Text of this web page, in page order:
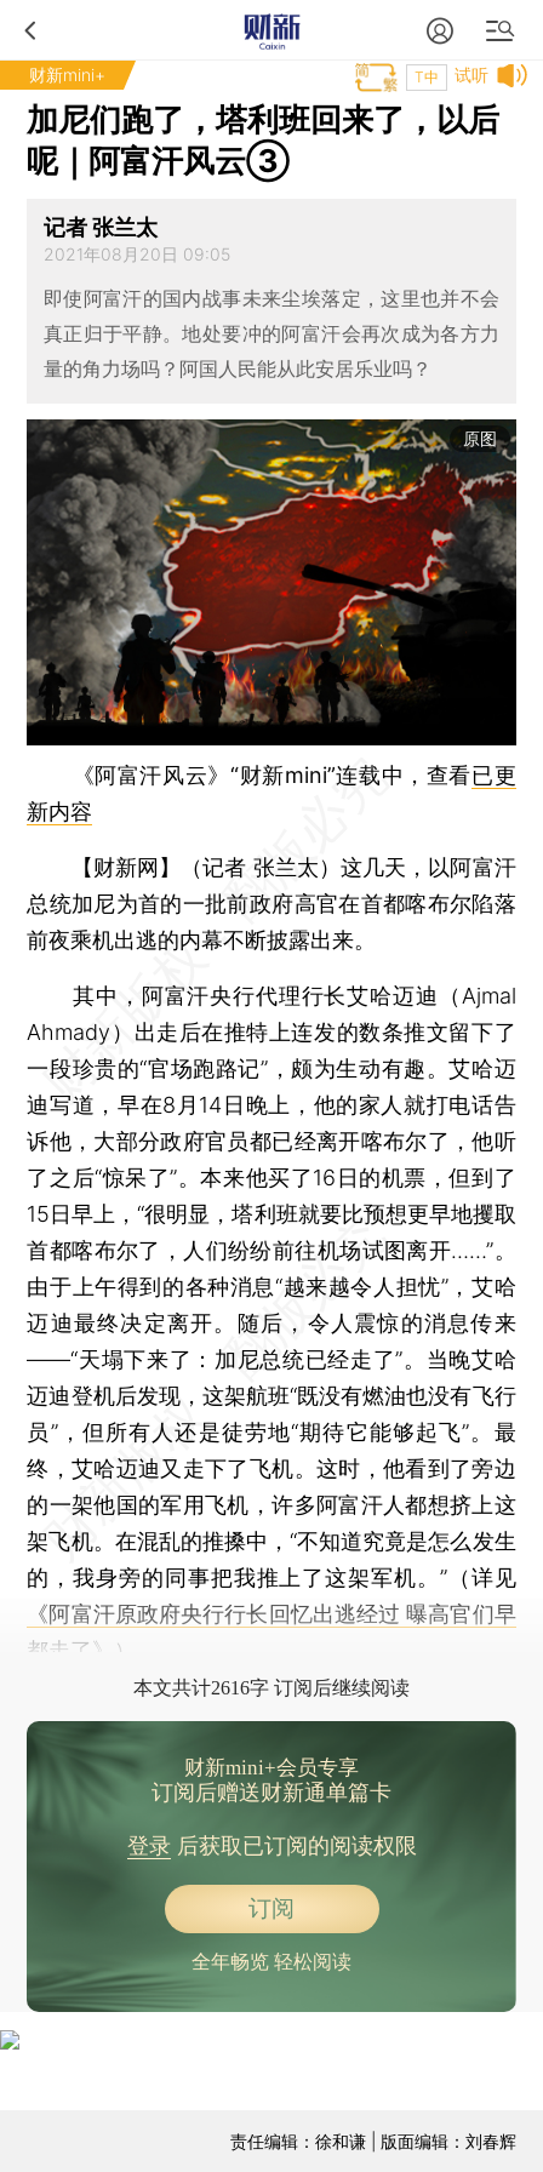
财新mini+ 试听
T中
加尼们跑了，塔利班回来了，以后
呢｜阿富汗风云③
记者 张兰太
2021年08月20日 09:05
即使阿富汗的国内战事未来尘埃落定，这里也并不会
真正归于平静。地处要冲的阿富汗会再次成为各方力
量的角力场吗？阿国人民能从此安居乐业吗？
原图
《阿富汗风云》“财新mini”连载中，查看已更
新内容
【财新网】（记者 张兰太） 这几天，以阿富汗
总统加尼为首的一批前政府高官在首都喀布尔陷落
前夜乘机出逃的内幕不断披露出来。
其中，阿富汗央行代理行长艾哈迈迪（Ajmal
Ahmady）出走后在推特上连发的数条推文留下了
一段珍贵的“官场跑路记”，颇为生动有趣。艾哈迈
迪写道，早在8月14日晚上，他的家人就打电话告
诉他，大部分政府官员都已经离开喀布尔了，他听
了之后“惊呆了”。本来他买了16日的机票，但到了
15日早上，“很明显，塔利班就要比预想更早地攫取
首都喀布尔了，人们纷纷前往机场试图离开……”。
由于上午得到的各种消息“越来越令人担忧”，艾哈
迈迪最终决定离开。随后，令人震惊的消息传来
——“天塌下来了：加尼总统已经走了”。当晚艾哈
迈迪登机后发现，这架航班“既没有燃油也没有飞行
员”，但所有人还是徒劳地“期待它能够起飞”。最
终，艾哈迈迪又走下了飞机。这时，他看到了旁边
的一架他国的军用飞机，许多阿富汗人都想挤上这
架飞机。在混乱的推搡中，“不知道究竟是怎么发生
的，我身旁的同事把我推上了这架军机。”（详见
《阿富汗原政府央行行长回忆出逃经过 曝高官们早
都走了》
）
本文共计2616字 订阅后继续阅读
财新mini+会员专享
订阅后赠送财新通单篇卡
登录后获取已订阅的阅读权限
订阅
全年畅览 轻松阅读
责任编辑：徐和谦 | 版面编辑：刘春辉